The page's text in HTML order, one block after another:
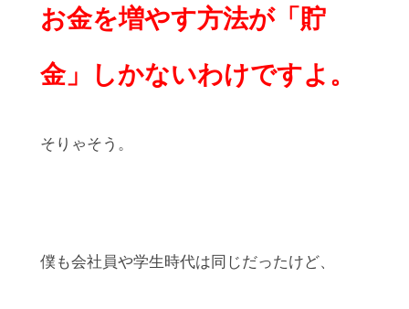
お金を増やす方法が「貯
金」しかないわけですよ。
そりゃそう。
僕も会社員や学生時代は同じだったけど、